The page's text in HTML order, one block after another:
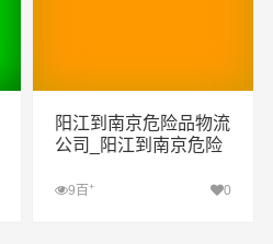
阳江到南京危险品物流
公司_阳江到南京危险
京危险品专线
9百+ 0